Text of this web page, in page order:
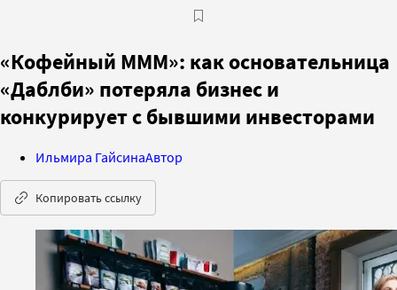
«Кофейный МММ»: как основательница
«Даблби» потеряла бизнес и
конкурирует с бывшими инвесторами
Ильмира ГайсинаАвтор
Копировать ссылку